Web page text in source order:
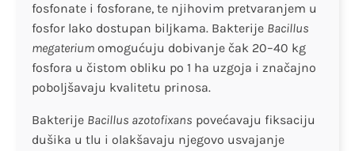
fosfonate i fosforane, te njihovim pretvaranjem u
fosfor lako dostupan biljkama. Bakterije Bacillus
megaterium omogućuju dobivanje čak 20–40 kg
fosfora u čistom obliku po 1 ha uzgoja i značajno
poboljšavaju kvalitetu prinosa.
Bakterije Bacillus azotofixans povećavaju fiksaciju
dušika u tlu i olakšavaju njegovo usvajanje